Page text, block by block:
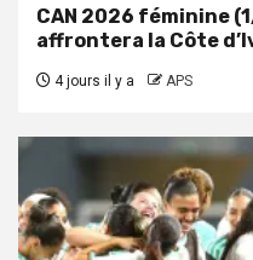
CAN 2026 féminine
affrontera la Côte
4 jours il y a APS